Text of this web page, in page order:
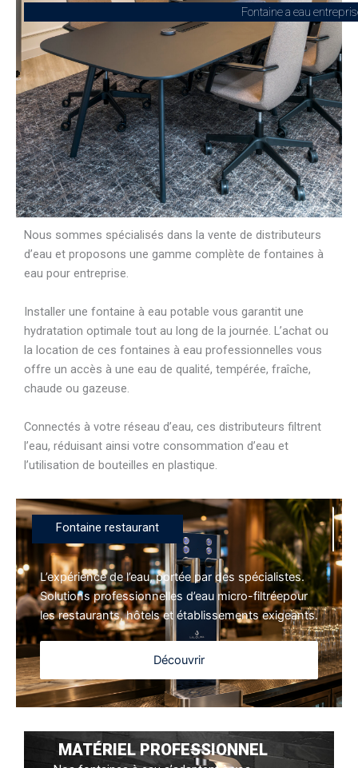
Fontaine a eau
Nous sommes spécialisés dans la vente de distributeurs
d’eau et proposons une gamme complète de fontaines à
eau pour entreprise.
Installer une fontaine à eau potable vous garantit une
hydratation optimale tout au long de la journée. L’achat ou
la location de ces fontaines à eau professionnelles vous
offre un accès à une eau de qualité, tempérée, fraîche,
chaude ou gazeuse.
Connectés à votre réseau d’eau, ces distributeurs filtrent
l’eau, réduisant ainsi votre consommation d’eau et
l’utilisation de bouteilles en plastique.
Fontaine restaurant
L’expérience de l’eau, portée par des spécialistes.
Solutions professionnelles d’eau micro-filtréepour
les restaurants, hôtels et établissements exigeants.
Découvrir
MATÉRIEL PROFESSIONNEL